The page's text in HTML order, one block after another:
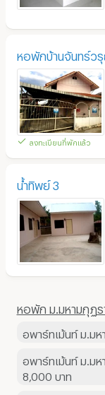
หอพักบ้านจันทร์ว
ลงทะเบียนที่พักแล้ว
น้ำทิพย์ 3
หอพัก ม.มหามกุฏร
อพาร์ทเม้นท์ ม.มห
อพาร์ทเม้นท์ ม.มห
8,000 บาท